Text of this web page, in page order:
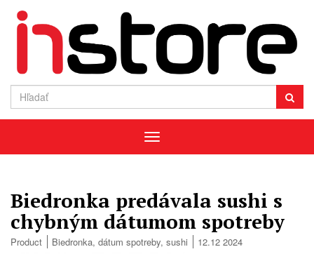
Menu
Biedronka predávala sushi s
chybným dátumom spotreby
Product Biedronka, dátum spotreby, sushi 12.12 2024